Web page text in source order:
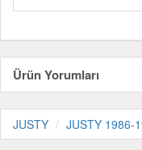
Ürün Yorumları
JUSTY JUSTY 1986-